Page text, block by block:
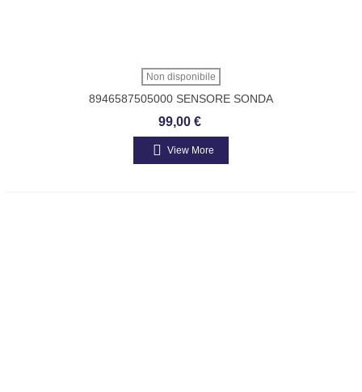
Non disponibile
8946587505000 SENSORE SONDA
LAMBDA PORTER 16V VAN 1300 1998-
99,00 €
View More